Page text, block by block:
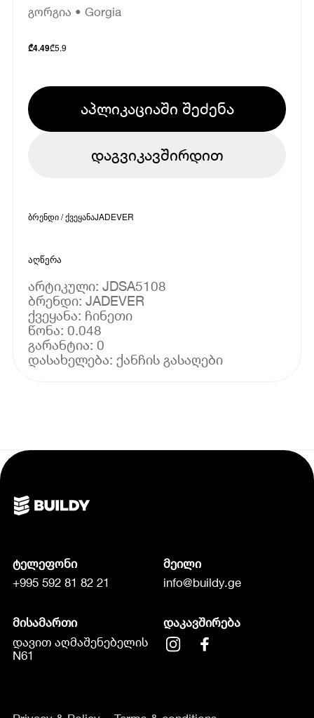
გორგია • Gorgia
₾4.49₾5.9
აპლიკაციაში შეძენა
დაგვიკავშირდით
ბრენდი / ქვეყანაJADEVER
აღწერა
არტიკული: JDSA5108
ბრენდი: JADEVER
ქვეყანა: ჩინეთი
წონა: 0.048
გარანტია: 0
ტელეფონი
+995 592 81 82 21
მეილი
info@buildy.ge
მისამართი
დავით აღმაშენებელის
N61
დაკავშირება